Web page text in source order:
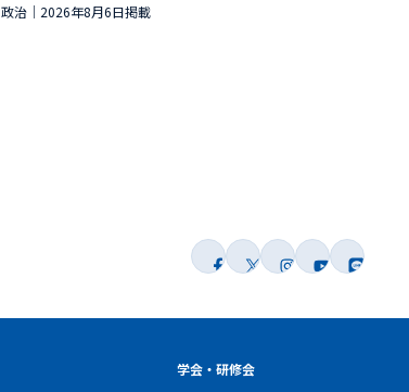
政治 2026年8月6日掲載
学会・研修会